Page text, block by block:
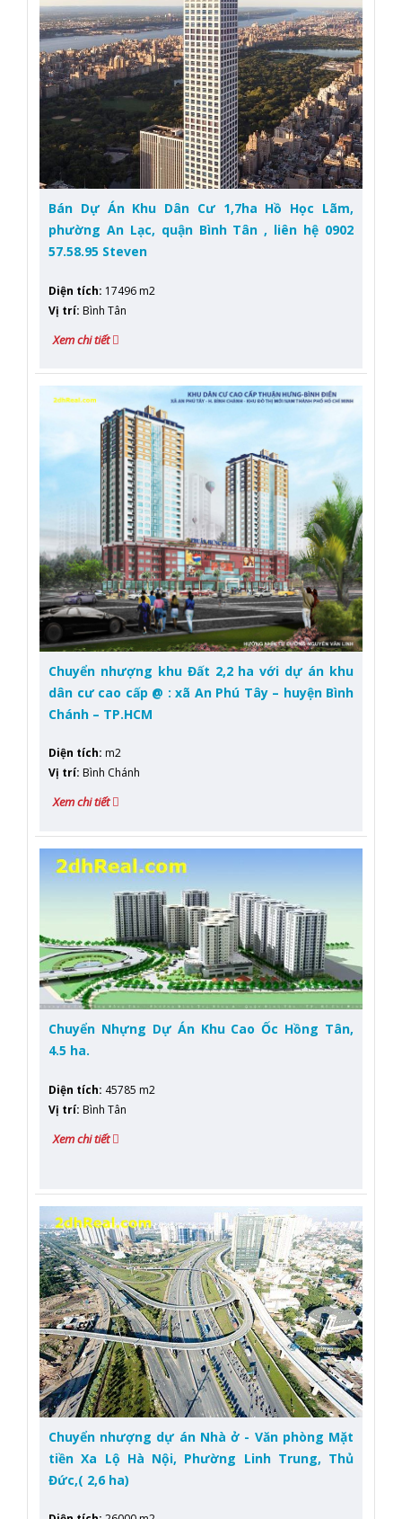
Bán Dự Án Khu Dân Cư 1,7ha Hồ Học Lãm,
phường An Lạc, quận Bình Tân , liên hệ 0902
57.58.95 Steven
Diện tích: 17496 m2
Vị trí: Bình Tân
Xem chi tiết
Chuyển nhượng khu Đất 2,2 ha với dự án khu
dân cư cao cấp @ : xã An Phú Tây – huyện Bình
Chánh – TP.HCM
Diện tích: m2
Vị trí: Bình Chánh
Xem chi tiết
Chuyển Nhựng Dự Án Khu Cao Ốc Hồng Tân,
4.5 ha.
Diện tích: 45785 m2
Vị trí: Bình Tân
Xem chi tiết
Chuyển nhượng dự án Nhà ở - Văn phòng Mặt
tiền Xa Lộ Hà Nội, Phường Linh Trung, Thủ
Đức,( 2,6 ha)